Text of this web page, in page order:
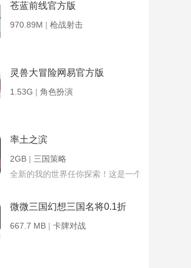
苍蓝前线官方版
970.89M | 枪战射击
灵兽大冒险网易官方版
1.53G | 角色扮演
率土之滨
2GB | 三国策略
全新的我的世界任你探索！这是一个小提示字段。
微微三国幻想三国名将0.1折
667.7 MB | 卡牌对战